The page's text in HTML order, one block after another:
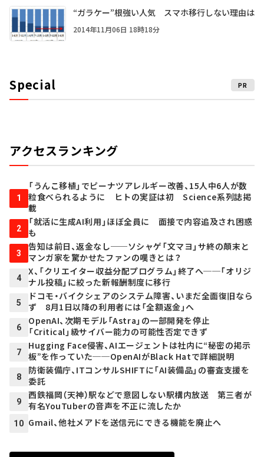
“ガラケー”根強い人気 スマホ移行しない理由は
2014年11月06日 18時18分
Special PR
アクセスランキング
1
「うんこ移植」でピーナツアレルギー改善、15人中6人が数
粒食べられるように ヒトの実証は初 Science系列誌掲
載
2
「就活に生成AI利用」ほぼ全員に 面接で内容追及され困惑
も
3
告知は前日、返金なし──ソシャゲ「文マヨ」サ終の顛末と
マンガ家を驚かせたファンの嘆きとは？
4
X、「クリエイター収益分配プログラム」終了へ──「オリジ
ナル投稿」に絞った新報酬制度に移行
5
ドコモ・バイクシェアのシステム障害、いまだ全面復旧なら
ず 8月1日以降の利用者には「全額返金」へ
6
OpenAI、次期モデル「Astra」の一部開発を停止
「Critical」級サイバー能力の可能性否定できず
7
Hugging Face侵害、AIエージェントは社内に“秘密の掲示
板”を作っていた──OpenAIがBlack Hatで詳細説明
8
防衛装備庁、ITコンサルSHIFTに「AI装備品」の審査支援を
委託
9
西鉄福岡（天神）駅などで意図しない駅構内放送 第三者が
有名YouTuberの音声を不正に流したか
10 Gmail、他社メアドを送信元にできる機能を廃止へ